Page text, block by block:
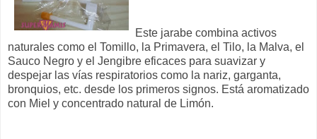
Este jarabe combina activos
naturales como el Tomillo, la Primavera, el Tilo, la Malva, el
Sauco Negro y el Jengibre eficaces para suavizar y
despejar las vías respiratorios como la nariz, garganta,
bronquios, etc. desde los primeros signos. Está aromatizado
con Miel y concentrado natural de Limón.